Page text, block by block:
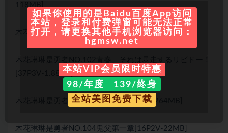
118MB]
木花琳琳是勇者NO.101金刚[31P1V-227MB]
木花琳琳是勇者NO.102青春、それは暴走するリビドー！
[37P3V-1.88GB]
木花琳琳是勇者NO.103餐厅play[12P2V-264MB]
木花琳琳是勇者NO.104鬼父第一章[16P2V-22MB]
如果你使用的是Baidu百度App访问
本站，登录和付费弹窗可能无法正常
打开，请更换其他手机浏览器访问：
hgmsw.net
本站VIP会员限时特惠
98/年度 139/终身
全站美图免费下载